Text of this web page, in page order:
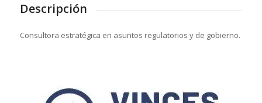
Descripción
Consultora estratégica en asuntos regulatorios y de gobierno.